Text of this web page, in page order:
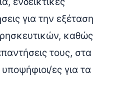
για την εξέταση
καθώς
τους, στα
ες για τα